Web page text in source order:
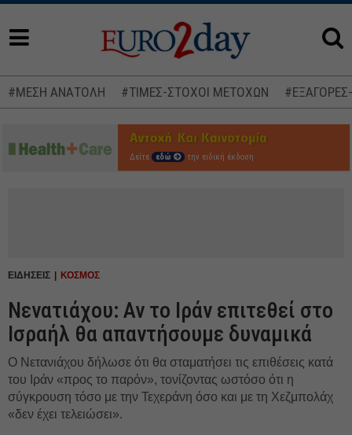
#ΜΕΣΗ ΑΝΑΤΟΛΗ #ΤΙΜΕΣ-ΣΤΟΧΟΙ ΜΕΤΟΧΩΝ
Δείτε εδώ την ειδική έκδοση
ΕΙΔΗΣΕΙΣ ΚΟΣΜΟΣ
Nενατιάχου: Αν το Ιράν επιτεθεί στο
Ισραήλ θα απαντήσουμε δυναμικά
Ο Νετανιάχου δήλωσε ότι θα σταματήσει τις επιθέσεις κατά
του Ιράν «προς το παρόν», τονίζοντας ωστόσο ότι η
σύγκρουση τόσο με την Τεχεράνη όσο και με τη Χεζμπολάχ
«δεν έχει τελειώσει».